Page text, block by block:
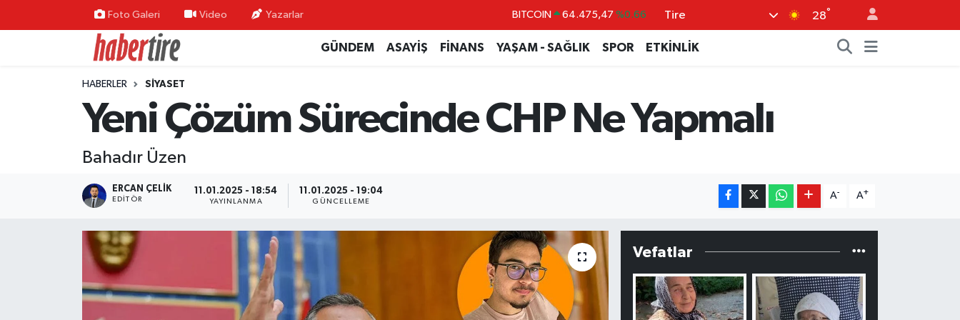
Foto Galeri Video Yazarlar BITCOIN 64.475,47 %0.66
DOLAR 47,5986 %0.06
GRAM ALTIN 6518.23 %0.39
Tire 28°
GÜNDEM ASAYİŞ FİNANS YAŞAM - SAĞLIK SPOR ETKİNLİK
HABERLER SİYASET
Yeni Çözüm Sürecinde CHP Ne Yapmalı
Bahadır Üzen
ERCAN ÇELIK
EDITÖR
11.01.2025 - 18:54
YAYINLANMA
11.01.2025 - 19:04
GÜNCELLEME
A- A+
Vefatlar
Tire Nöbetçi Eczaneler
Tire Hava Durumu
Tire Trafik Yoğunluk Haritası
Süper Lig Puan Durumu ve Fikstür
Tüm Manşetler
Son Dakika Haberleri
Haber Arşivi